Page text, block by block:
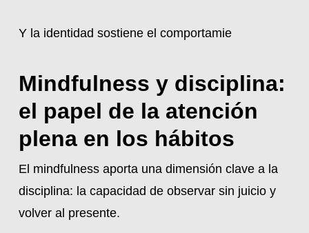
Y la identidad sostiene el comportamie
Mindfulness y disciplina:
el papel de la atención
plena en los hábitos
El mindfulness aporta una dimensión clave a la
disciplina: la capacidad de observar sin juicio y
volver al presente.